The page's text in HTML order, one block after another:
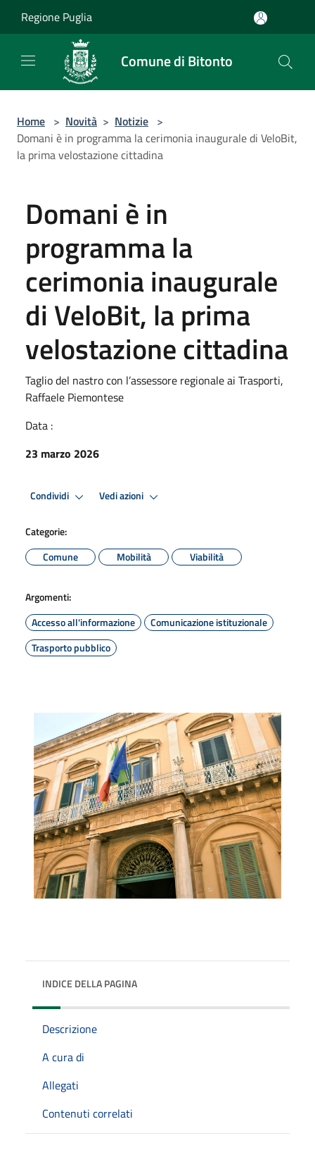
Regione Puglia
Comune di Bitonto
Home > Novità > Notizie >
Domani è in programma la cerimonia inaugurale di VeloBit,
la prima velostazione cittadina
Domani è in
programma la
cerimonia inaugurale
di VeloBit, la prima
velostazione cittadina
Taglio del nastro con l’assessore regionale ai Trasporti,
Raffaele Piemontese
Data :
23 marzo 2026
Condividi Vedi azioni
Categorie:
Comune
Mobilità Viabilità
Argomenti:
Accesso all'informazione
Comunicazione istituzionale
Trasporto pubblico
INDICE DELLA PAGINA
Descrizione
A cura di
Allegati
Contenuti correlati